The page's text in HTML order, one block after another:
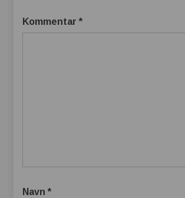
Kommentar*
Navn*